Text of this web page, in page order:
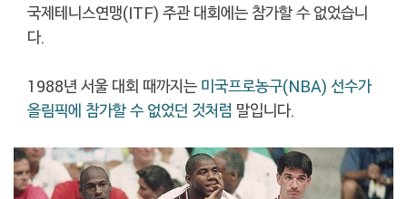
국제테니스연맹(ITF) 주관 대회에는 참가할 수 없었습니
다.
1988년 서울 대회 때까지는 미국프로농구(NBA) 선수가
올림픽에 참가할 수 없었던 것처럼 말입니다.